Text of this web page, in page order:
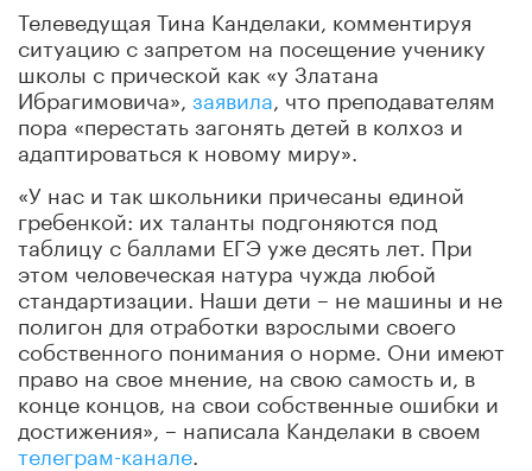
Телеведущая Тина Канделаки, комментируя
ситуацию с запретом на посещение ученику
школы с прической как «у Златана
Ибрагимовича», заявила , что преподавателям
пора «перестать загонять детей в колхоз и
адаптироваться к новому миру».
«У нас и так школьники причесаны единой
гребенкой: их таланты подгоняются под
таблицу с баллами ЕГЭ уже десять лет. При
этом человеческая натура чужда любой
стандартизации. Наши дети – не машины и не
полигон для отработки взрослыми своего
собственного понимания о норме. Они имеют
право на свое мнение, на свою самость и, в
конце концов, на свои собственные ошибки и
достижения», – написала Канделаки в своем
телеграм-канале